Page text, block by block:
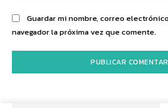
Guardar mi nombre, correo
navegador la próxima vez que comente.